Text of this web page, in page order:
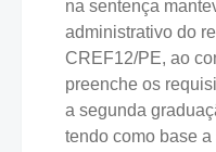
na sentença
administrativo do
CREF12/PE, ao
preenche os
a segunda
tendo como base